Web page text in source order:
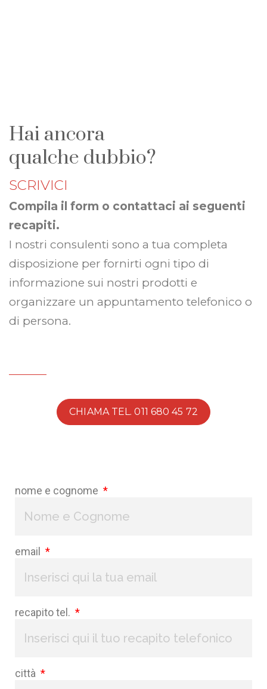
Hai ancora
qualche dubbio?
SCRIVICI
Compila il form o contattaci ai seguenti
recapiti.
I nostri consulenti sono a tua completa
disposizione per fornirti ogni tipo di
informazione sui nostri prodotti e
organizzare un appuntamento telefonico o
di persona.
CHIAMA TEL. 011 680 45 72
nome e cognome
email
recapito tel.
città